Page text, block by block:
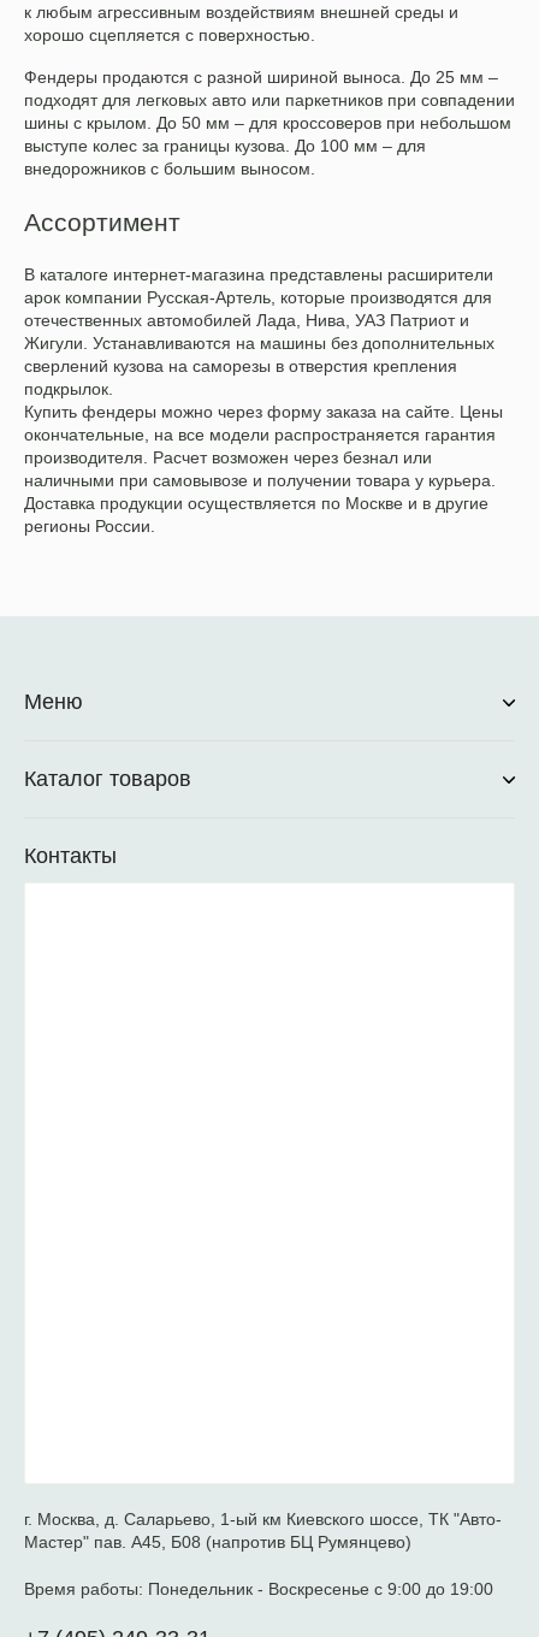
к любым агрессивным воздействиям внешней среды и
хорошо сцепляется с поверхностью.
Фендеры продаются с разной шириной выноса. До 25 мм –
подходят для легковых авто или паркетников при совпадении
шины с крылом. До 50 мм – для кроссоверов при небольшом
выступе колес за границы кузова. До 100 мм – для
внедорожников с большим выносом.
Ассортимент
В каталоге интернет-магазина представлены расширители
арок компании Русская-Артель, которые производятся для
отечественных автомобилей Лада, Нива, УАЗ Патриот и
Жигули. Устанавливаются на машины без дополнительных
сверлений кузова на саморезы в отверстия крепления
подкрылок.
Купить фендеры можно через форму заказа на сайте. Цены
окончательные, на все модели распространяется гарантия
производителя. Расчет возможен через безнал или
наличными при самовывозе и получении товара у курьера.
Доставка продукции осуществляется по Москве и в другие
регионы России.
Меню
Каталог товаров
Контакты
г. Москва, д. Саларьево, 1-ый км Киевского шоссе, ТК "Авто-
Мастер" пав. А45, Б08 (напротив БЦ Румянцево)
Время работы: Понедельник - Воскресенье с 9:00 до 19:00